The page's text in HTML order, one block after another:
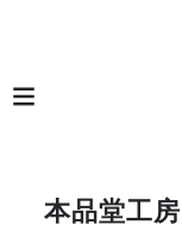
本品堂工